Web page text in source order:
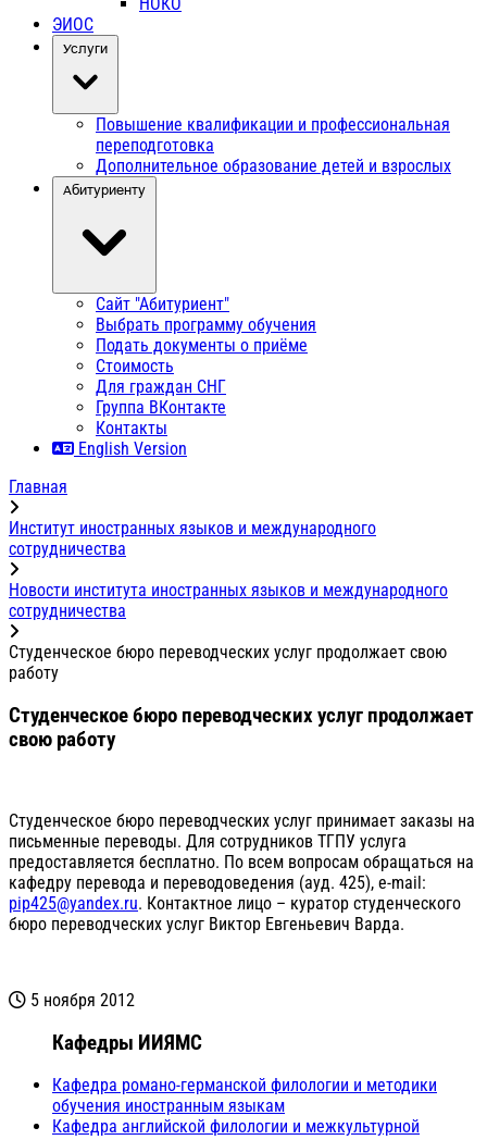
НОКО
ЭИОС
Услуги
Повышение квалификации и профессиональная
переподготовка
Дополнительное образование детей и взрослых
Абитуриенту
Сайт "Абитуриент"
Выбрать программу обучения
Подать документы о приёме
Стоимость
Для граждан СНГ
Группа ВКонтакте
Контакты
English Version
Главная
Институт иностранных языков и международного
сотрудничества
Новости института иностранных языков и международного
сотрудничества
Студенческое бюро переводческих услуг продолжает свою
работу
Студенческое бюро переводческих услуг продолжает
свою работу
Студенческое бюро переводческих услуг принимает заказы на
письменные переводы. Для сотрудников ТГПУ услуга
предоставляется бесплатно. По всем вопросам обращаться на
кафедру перевода и переводоведения (ауд. 425), e-mail:
pip425@yandex.ru. Контактное лицо – куратор студенческого
бюро переводческих услуг Виктор Евгеньевич Варда.
5 ноября 2012
Кафедры ИИЯМС
Кафедра романо-германской филологии и методики
обучения иностранным языкам
Кафедра английской филологии и межкультурной